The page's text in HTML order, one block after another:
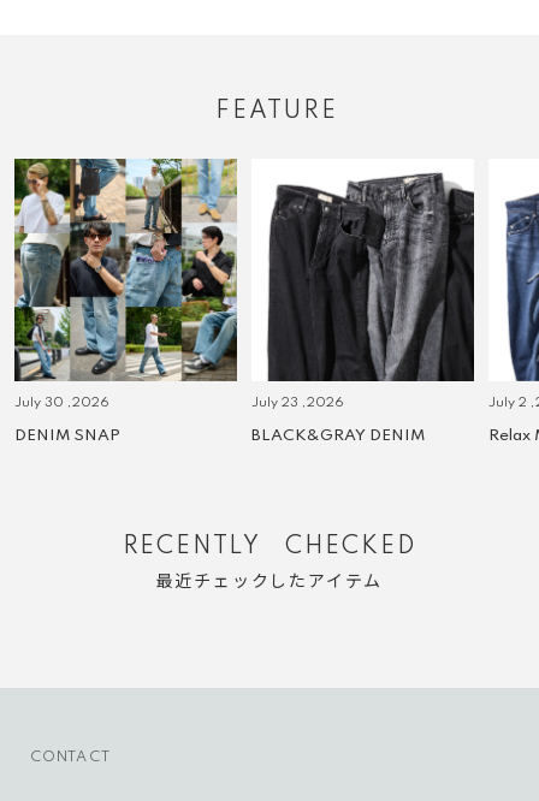
FEATURE
July 30 ,2026
DENIM SNAP
July 23 ,2026
BLACK&GRAY DENIM
July 2
Relax
RECENTLY CHECKED
最近チェックしたアイテム
CONTACT